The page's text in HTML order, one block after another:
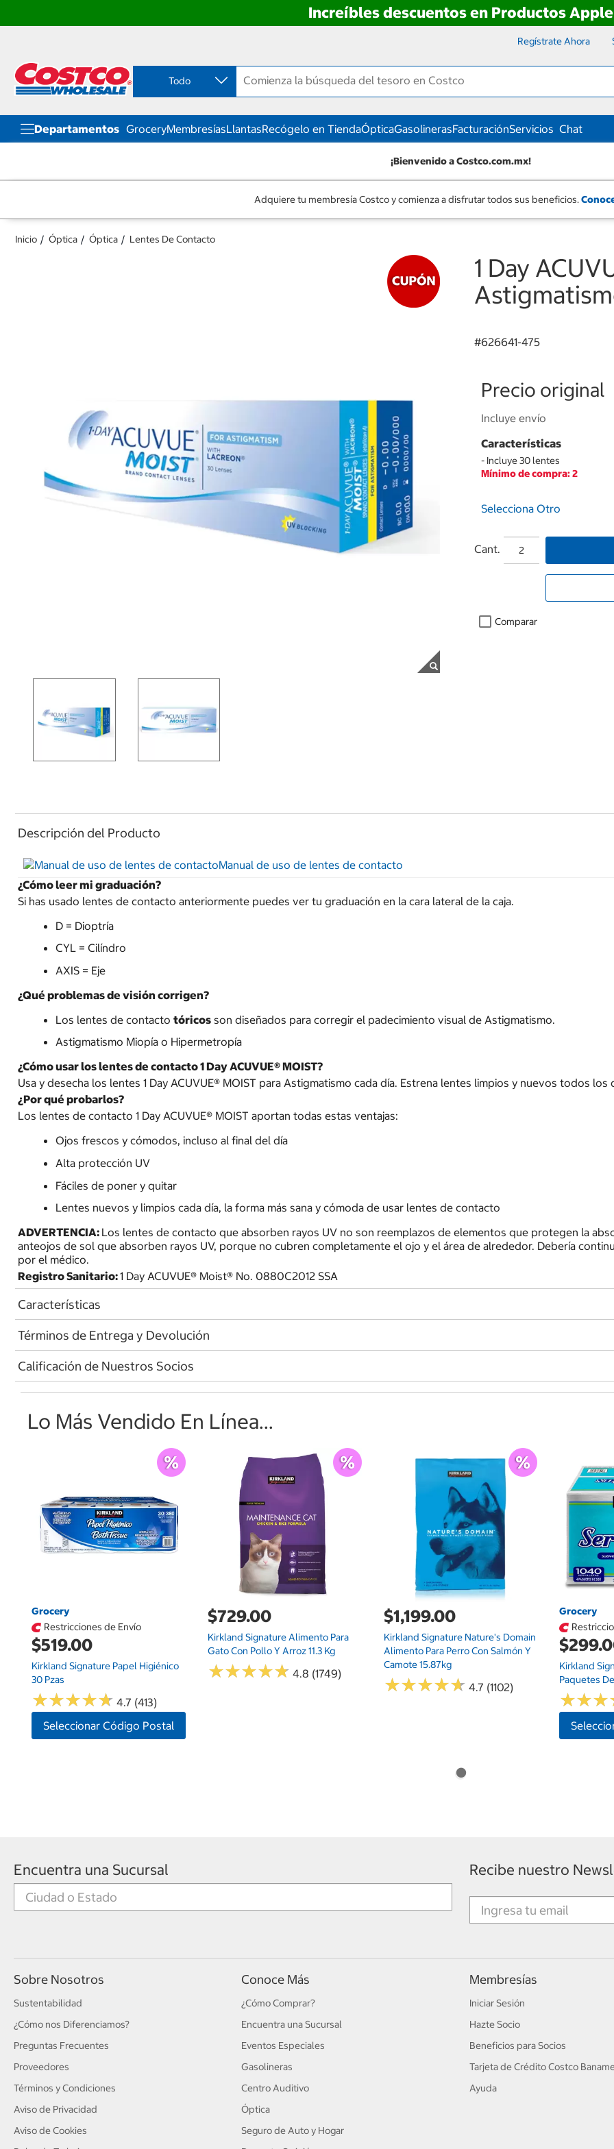
Increíbles descuentos en Productos Apple
contenido
menú
navegación
Regístrate Ahora
Todo
Departamentos GroceryMembresíasLlantasRecógelo en TiendaÓpticaGasolinerasFacturaciónServicios Chat
¡Bienvenido a Costco.com.mx!
Adquiere tu membresía Costco y comienza a disfrutar todos sus beneficios.
Inicio Óptica Óptica Lentes De Contacto
1 Day
#626641-475
Precio original
Incluye envío
Características
- Incluye 30 lentes
Mínimo de compra: 2
Selecciona Otro
Cant.
Comparar
Descripción del Producto
Manual de uso de lentes de contacto
¿Cómo leer mi graduación?
Si has usado lentes de contacto anteriormente puedes ver tu graduación en la cara lateral de la caja.
D = Dioptría
CYL = Cilíndro
AXIS = Eje
¿Qué problemas de visión corrigen?
Los lentes de contactotóricos son diseñados para corregir el padecimiento visual de Astigmatismo.
Astigmatismo Miopía o Hipermetropía
¿Cómo usar los lentes de contacto 1 Day ACUVUE® MOIST?
Usa y desecha los lentes 1 Day ACUVUE® MOIST para Astigmatismo cada día. Estrena lentes limpios y nuevos todos los
¿Por qué probarlos?
Los lentes de contacto 1 Day ACUVUE® MOIST aportan todas estas ventajas:
Ojos frescos y cómodos, incluso al final del día
Alta protección UV
Fáciles de poner y quitar
Lentes nuevos y limpios cada día, la forma más sana y cómoda de usar lentes de contacto
ADVERTENCIA: Los lentes de contacto que absorben rayos UV no son reemplazos de elementos que protegen la
anteojos de sol que absorben rayos UV, porque no cubren completamente el ojo y el área de alrededor. Debería
por el médico.
Registro Sanitario:1 Day ACUVUE® Moist® No. 0880C2012 SSA
Características
Términos de Entrega y Devolución
Calificación de Nuestros Socios
Lo Más Vendido En Línea...
Grocery
Restricciones de Envío
$519.00
Kirkland Signature Papel Higiénico
30 Pzas
★★★★★
★★★★★ 4.7 (413)
Seleccionar Código Postal
$729.00
Kirkland Signature Alimento Para
Gato Con Pollo Y Arroz 11.3 Kg
★★★★★
★★★★★ 4.8 (1749)
$1,199.00
Kirkland Signature Nature's Domain
Alimento Para Perro Con Salmón Y
Camote 15.87kg
★★★★★
★★★★★ 4.7 (1102)
Grocery
Kirkland
Paquetes
★★★
★★★
Encuentra una Sucursal Recibe nuestro
Sobre Nosotros
Sustentabilidad
¿Cómo nos Diferenciamos?
Preguntas Frecuentes
Proveedores
Términos y Condiciones
Aviso de Privacidad
Aviso de Cookies
Conoce Más
¿Cómo Comprar?
Encuentra una Sucursal
Eventos Especiales
Gasolineras
Centro Auditivo
Óptica
Seguro de Auto y Hogar
Membresías
Iniciar Sesión
Hazte Socio
Beneficios para Socios
Tarjeta de Crédito Costco
Ayuda